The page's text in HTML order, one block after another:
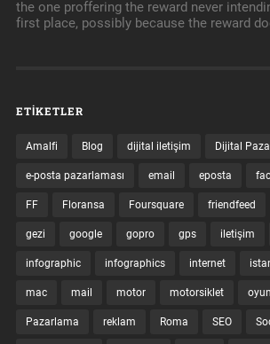
the one proffering the reward never
first place, possibly because the reward
ETIKETLER
Amalfi Blog dijital iletişim Dijital
e-posta pazarlaması email eposta
FF Floransa Foursquare friendfeed
gezi google gopro gps iletişim
infographic infographics internet
mac mail motor motorsiklet
Pazarlama reklam Roma SEO